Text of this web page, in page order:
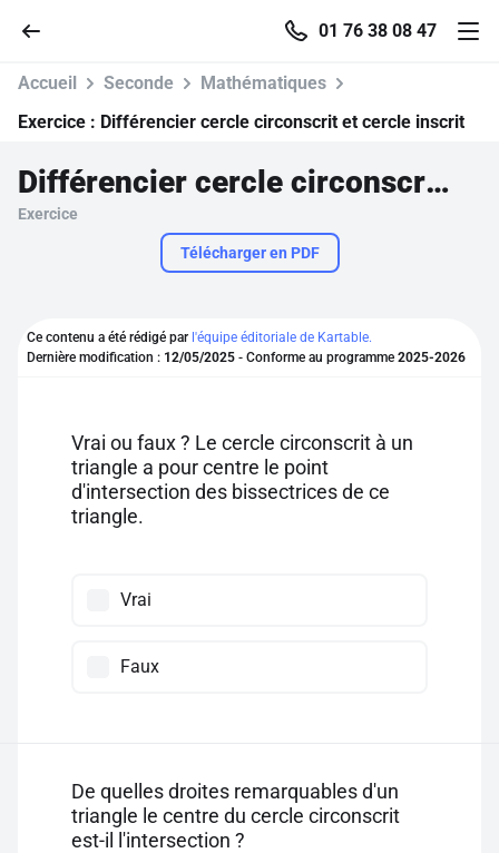
01 76 38 08 47
Accueil
Se connecter
S'inscrire gratuitement
Pour profiter de 10 contenus offerts.
Accueil Seconde
Mathématiques
Exercice : Différencier cercle circonscrit et cercle inscrit
Différencier cercle circonscrit et cercle inscrit
Exercice
Télécharger en PDF
Ce contenu a été rédigé par l'équipe éditoriale de Kartable.
Dernière modification : 12/05/2025 - Conforme au programme 2025-2026
Vrai ou faux ? Le cercle circonscrit à un
triangle a pour centre le point
d'intersection des bissectrices de ce
triangle.
Vrai
Faux
De quelles droites remarquables d'un
triangle le centre du cercle circonscrit
est-il l'intersection ?